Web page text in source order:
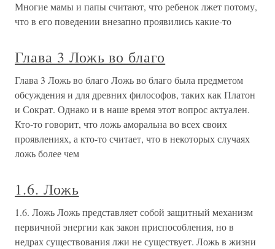
Многие мамы и папы считают, что ребенок лжет потому,
что в его поведении внезапно проявились какие-то
Глава 3 Ложь во благо
Глава 3 Ложь во благо Ложь во благо была предметом
обсуждения и для древних философов, таких как Платон
и Сократ. Однако и в наше время этот вопрос актуален.
Кто-то говорит, что ложь аморальна во всех своих
проявлениях, а кто-то считает, что в некоторых случаях
ложь более чем
1.6. Ложь
1.6. Ложь Ложь представляет собой защитный механизм
первичной энергии как закон приспособления, но в
недрах существования лжи не существует. Ложь в жизни